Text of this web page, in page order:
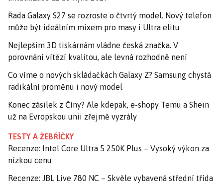
Řada Galaxy S27 se rozroste o čtvrtý model. Nový telefon
může být ideálním mixem pro masy i Ultra elitu
Nejlepším 3D tiskárnám vládne česká značka. V
porovnání vítězí kvalitou, ale levná rozhodně není
Co víme o nových skládačkách Galaxy Z? Samsung chystá
radikální proměnu i nový model
Konec zásilek z Číny? Ale kdepak, e-shopy Temu a Shein
už na Evropskou unii zřejmě vyzrály
TESTY A ŽEBŘÍČKY
Recenze: Intel Core Ultra 5 250K Plus – Vysoký výkon za
nízkou cenu
Recenze: JBL Live 780 NC – Skvěle vybavená střední třída